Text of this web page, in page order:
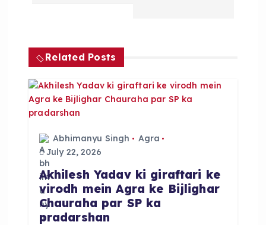
a
v
Related Posts
Abhimanyu Singh
Agra
July 22, 2026
Akhilesh Yadav ki giraftari ke
virodh mein Agra ke Bijlighar
Chauraha par SP ka
pradarshan